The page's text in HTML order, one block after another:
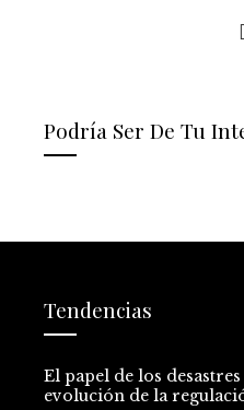
Podría Ser De Tu
Tendencias
El papel de los
evolución de la